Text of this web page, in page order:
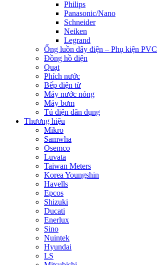
Philips
Panasonic/Nano
Schneider
Neiken
Legrand
Ống luồn dây điện – Phụ kiện PVC
Đồng hồ điện
Quạt
Phích nước
Bếp điện từ
Máy nước nóng
Máy bơm
Tủ điện dân dụng
Thương hiệu
Mikro
Samwha
Osemco
Luvata
Taiwan Meters
Korea Youngshin
Havells
Epcos
Shizuki
Ducati
Enerlux
Sino
Nuintek
Hyundai
LS